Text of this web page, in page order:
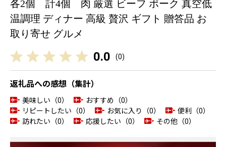
各2個 計4個 肉 厳選 ビーフ ポーク 真空低
温調理 ディナー 高級 贅沢 ギフト 贈答品 お
取り寄せ グルメ
0.0 (0)
返礼品への感想（集計）
美味しい（0）
おすすめ（0）
リピートしたい（0）
お気に入り（0）
便利（0）
訪れたい（0）
応援したい（0） その他（0）